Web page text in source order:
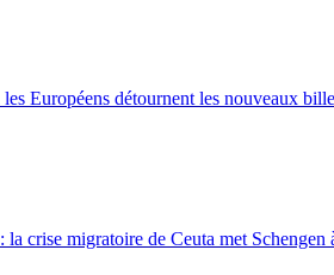
Européens détournent les nouveaux
la crise migratoire de Ceuta met Schengen